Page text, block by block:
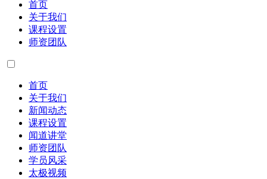
首页
关于我们
课程设置
师资团队
首页
关于我们
新闻动态
课程设置
闻道讲堂
师资团队
学员风采
太极视频